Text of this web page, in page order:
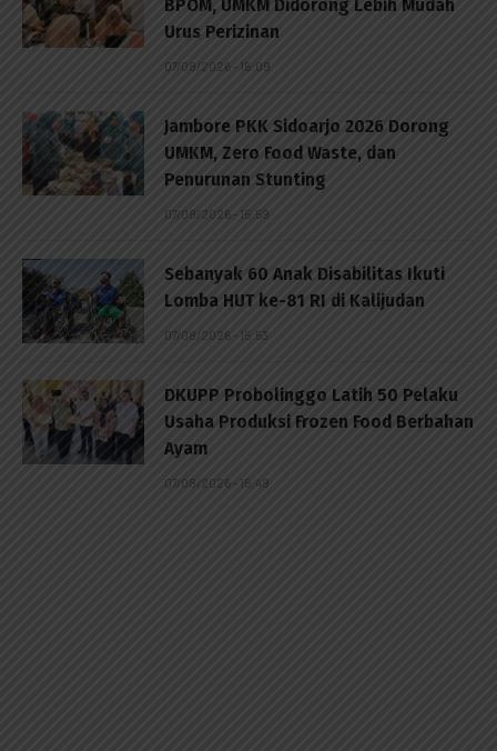
Urus Perizinan
07/08/2026 - 16:09
Jambore PKK Sidoarjo 2026 Dorong
UMKM, Zero Food Waste, dan
Penurunan Stunting
07/08/2026 - 15:59
Sebanyak 60 Anak Disabilitas Ikuti
Lomba HUT ke-81 RI di Kalijudan
07/08/2026 - 15:53
DKUPP Probolinggo Latih 50 Pelaku
Usaha Produksi Frozen Food Berbahan
Ayam
07/08/2026 - 15:49